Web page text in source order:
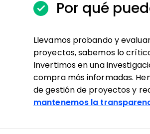
Por qué
Llevamos probando y
proyectos, sabemos lo
Invertimos en una
compra más informadas.
de gestión de proyectos y
mantenemos la